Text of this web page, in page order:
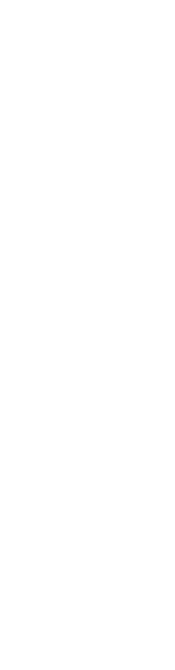
suchen